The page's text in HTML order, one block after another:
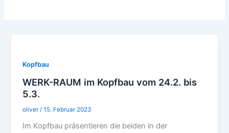
Kopfbau
WERK-RAUM im Kopfbau vom 24.2. bis
5.3.
oliver /15. Februar 2023
Im Kopfbau präsentieren die beiden in der